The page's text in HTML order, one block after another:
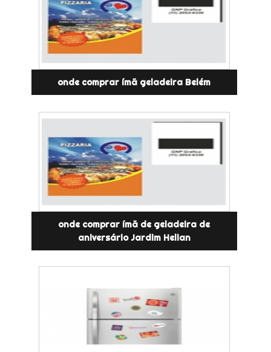
onde comprar ímã geladeira Belém
onde comprar ímã de geladeira de
aniversário Jardim Helian